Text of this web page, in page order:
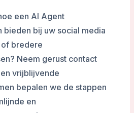
een AI Agent
bieden bij uw social media
bredere
Neem gerust contact
vrijblijvende
bepalen we de stappen
en